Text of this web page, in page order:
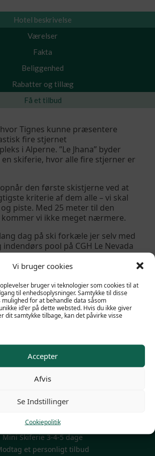
Vi bruger cookies
bruger vi teknologier som cookies til at
til enhedsoplysninger. Samtykke til disse
for at behandle data såsom
id'er på dette websted. Hvis du ikke giver
dit samtykke tilbage, kan det påvirke visse
Accepter
Afvis
Se Indstillinger
Cookiepolitik
Hotel beskrivelse
Værelser
Fakta
Beliggenhed
Rabatter og tillæg
Få et tilbud
Tignes kunne præsentere
fire stjernet
i Alperne. ”Le Jhana” byder
skiferie, hvor alle fire stjerner er
den første skistjerne ved at
kriterie af dem alle – vi skal
piste. Med 25 meter til den
vi ikke meget nærmere.
dag på ski forkæle jer selv med
indendørs pool på CGH Le Nevada
Firma skirejser
Mini Skiferie 3-4-5 dage
et personligt tilbud